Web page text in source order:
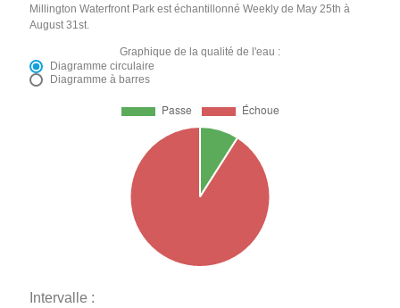
Millington Waterfront Park est échantillonné Weekly de May 25th à
August 31st.
Graphique de la qualité de l'eau :
Diagramme circulaire
Diagramme à barres
Intervalle :